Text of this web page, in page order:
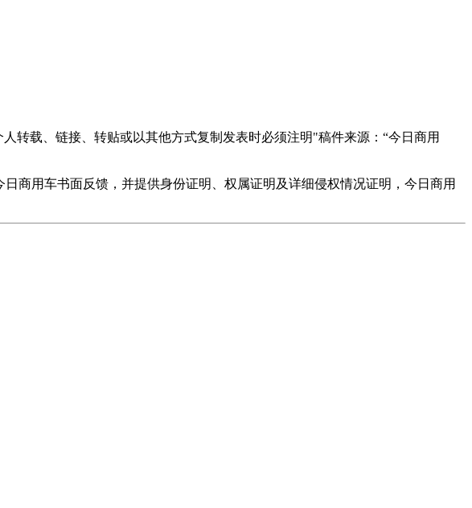
载、链接、转贴或以其他方式复制发表时必须注明"稿件来源：“今日商用
商用车书面反馈，并提供身份证明、权属证明及详细侵权情况证明，今日商用